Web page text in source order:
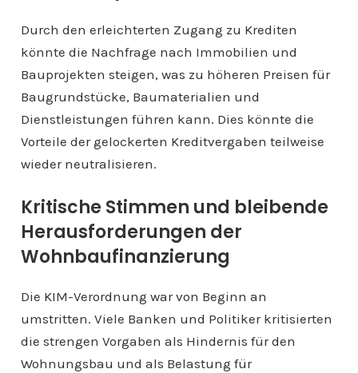
Durch den erleichterten Zugang zu Krediten
könnte die Nachfrage nach Immobilien und
Bauprojekten steigen, was zu höheren Preisen für
Baugrundstücke, Baumaterialien und
Dienstleistungen führen kann. Dies könnte die
Vorteile der gelockerten Kreditvergaben teilweise
wieder neutralisieren.
Kritische Stimmen und bleibende
Herausforderungen der
Wohnbaufinanzierung
Die KIM-Verordnung war von Beginn an
umstritten. Viele Banken und Politiker kritisierten
die strengen Vorgaben als Hindernis für den
Wohnungsbau und als Belastung für